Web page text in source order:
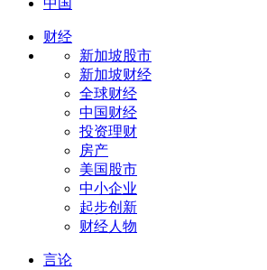
中国
财经
新加坡股市
新加坡财经
全球财经
中国财经
投资理财
房产
美国股市
中小企业
起步创新
财经人物
言论